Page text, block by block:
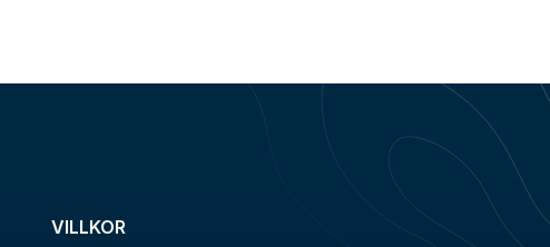
VILLKOR